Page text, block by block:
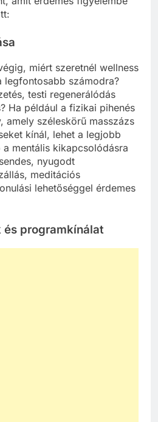
miért szeretnél wellness
legfontosabb számodra?
testi regenerálódás
Ha például a fizikai pihenés
amely széleskörű masszázs
kínál, lehet a legjobb
mentális kikapcsolódásra
nyugodt
meditációs
lehetőséggel érdemes
és programkínálat